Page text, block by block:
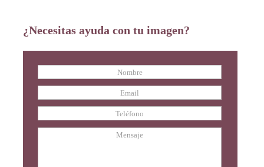
¿Necesitas ayuda con tu imagen?